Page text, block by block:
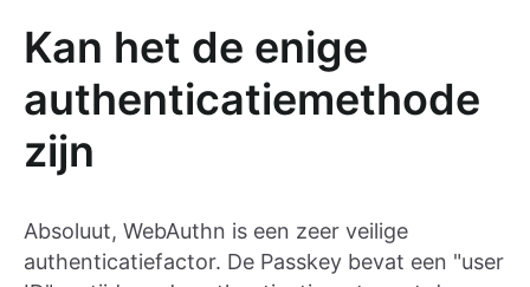
Kan het de enige
authenticatiemethode
zijn
Absoluut, WebAuthn is een zeer veilige
authenticatiefactor. De Passkey bevat een "user